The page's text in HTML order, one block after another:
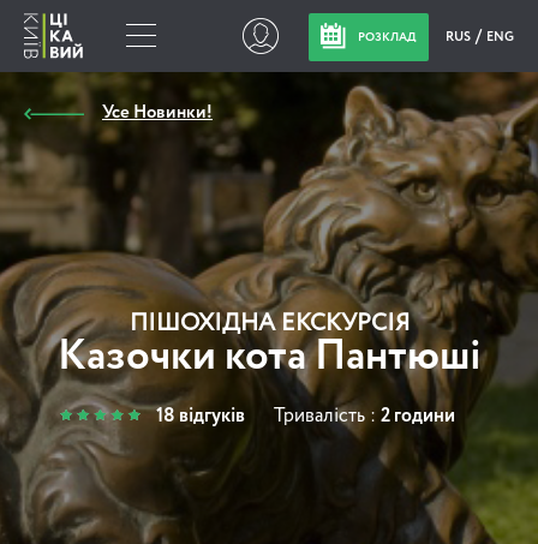
РОЗКЛАД RUS ENG
Усе Новинки!
ПІШОХІДНА ЕКСКУРСІЯ
Казочки кота Пантюші
18 відгуків Тривалість : 2 години